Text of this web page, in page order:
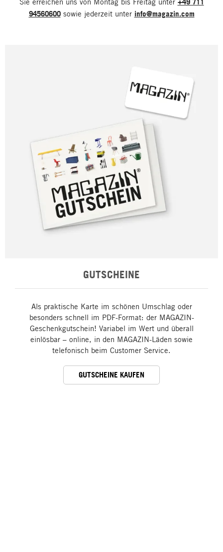
94560600sowie jederzeit unter info@magazin.com
GUTSCHEINE
Als praktische Karte im schönen Umschlag oder
besonders schnell im PDF-Format: der MAGAZIN-
Geschenkgutschein! Variabel im Wert und überall
einlösbar – online, in den MAGAZIN-Läden sowie
telefonisch beim Customer Service.
GUTSCHEINE KAUFEN